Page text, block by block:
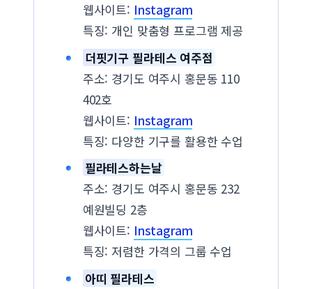
웹사이트: Instagram
특징: 개인 맞춤형 프로그램 제공
더핏기구 필라테스 여주점
주소: 경기도 여주시 홍문동 110
402호
웹사이트: Instagram
특징: 다양한 기구를 활용한 수업
필라테스하는날
주소: 경기도 여주시 홍문동 232
예원빌딩 2층
웹사이트: Instagram
특징: 저렴한 가격의 그룹 수업
아띠 필라테스